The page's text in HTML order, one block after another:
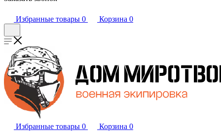
Избранные товары 0 Корзина 0
Избранные товары 0 Корзина 0